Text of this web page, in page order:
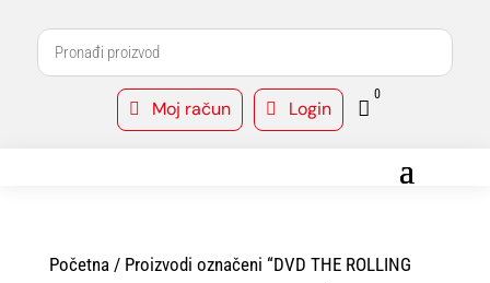
 Moj račun  Login 
0
Početna/ Proizvodi označeni “DVD THE ROLLING